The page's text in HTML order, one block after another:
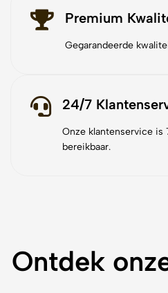
Premium
Gegarandeerde
24/7
Onze klantenservice is
bereikbaar.
Ontdek